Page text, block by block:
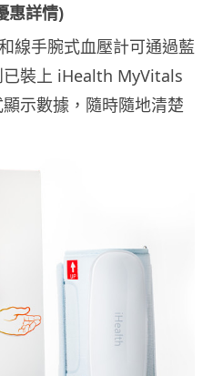
惠詳情)
線手腕式血壓計可通過藍
裝上 iHealth MyVitals
示數據，隨時隨地清楚